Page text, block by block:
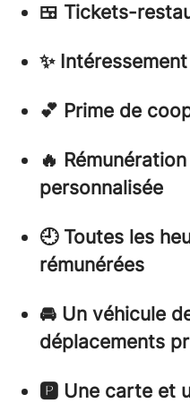
🍱 Tickets-
✨ Intéressement
💕 Prime de
🔥
personnalisée
🕘 Toutes les
rémunérées
🚘 Un véhicule
déplacements
🅿️ Une carte et